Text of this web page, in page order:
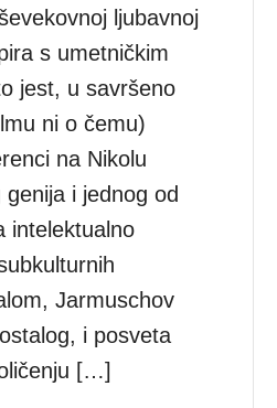
ljubavnoj
s umetničkim
jest, u savršeno
ni o čemu)
na Nikolu
i jednog od
intelektualno
Jarmuschov
i posveta
[…]